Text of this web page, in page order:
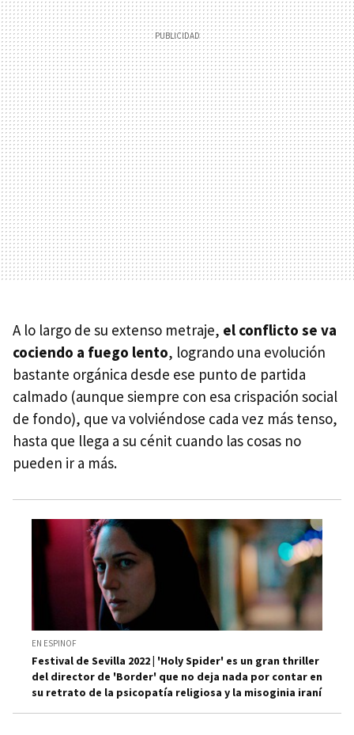
A lo largo de su extenso metraje, el conflicto se va
cociendo a fuego lento, logrando una evolución
bastante orgánica desde ese punto de partida
calmado (aunque siempre con esa crispación social
de fondo), que va volviéndose cada vez más tenso,
hasta que llega a su cénit cuando las cosas no
pueden ir a más.
EN ESPINOF
Festival de Sevilla 2022 | 'Holy Spider' es un gran thriller
del director de 'Border' que no deja nada por contar en
su retrato de la psicopatía religiosa y la misoginia iraní